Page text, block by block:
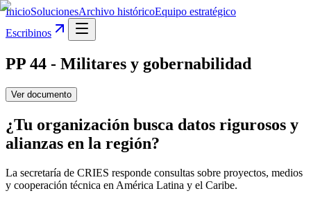
InicioSolucionesArchivo históricoEquipo estratégico
Escribinos
PP 44 - Militares y gobernabilidad
Ver documento
¿Tu organización busca datos rigurosos y
alianzas en la región?
La secretaría de CRIES responde consultas sobre proyectos, medios
y cooperación técnica en América Latina y el Caribe.